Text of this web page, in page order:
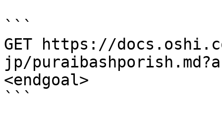
```
GET https://
jp/
<endgoal>
```